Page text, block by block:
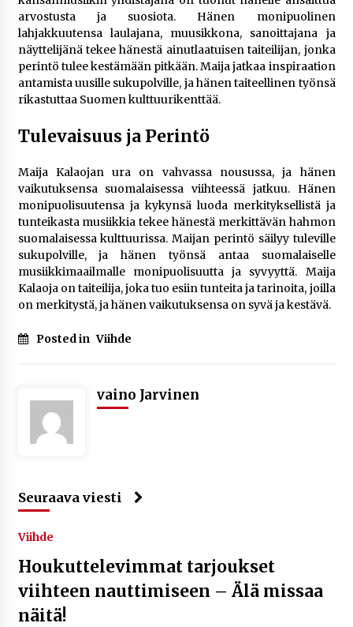
arvostusta ja suosiota. Hänen monipuolinen
lahjakkuutensa laulajana, muusikkona, sanoittajana ja
näyttelijänä tekee hänestä ainutlaatuisen taiteilijan, jonka
perintö tulee kestämään pitkään. Maija jatkaa inspiraation
antamista uusille sukupolville, ja hänen taiteellinen työnsä
rikastuttaa Suomen kulttuurikenttää.
Tulevaisuus ja Perintö
Maija Kalaojan ura on vahvassa nousussa, ja hänen
vaikutuksensa suomalaisessa viihteessä jatkuu. Hänen
monipuolisuutensa ja kykynsä luoda merkityksellistä ja
tunteikasta musiikkia tekee hänestä merkittävän hahmon
suomalaisessa kulttuurissa. Maijan perintö säilyy tuleville
sukupolville, ja hänen työnsä antaa suomalaiselle
musiikkimaailmalle monipuolisuutta ja syvyyttä. Maija
Kalaoja on taiteilija, joka tuo esiin tunteita ja tarinoita, joilla
on merkitystä, ja hänen vaikutuksensa on syvä ja kestävä.
Posted in Viihde
vaino Jarvinen
Seuraava viesti
Viihde
Houkuttelevimmat tarjoukset
viihteen nauttimiseen – Älä missaa
näitä!